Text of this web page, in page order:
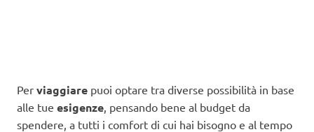
Per viaggiare puoi optare tra diverse possibilità in base
alle tue esigenze , pensando bene al budget da
spendere, a tutti i comfort di cui hai bisogno e al tempo